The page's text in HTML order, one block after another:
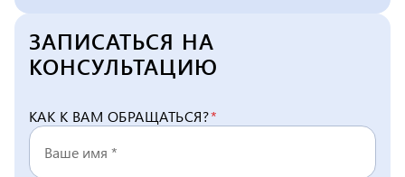
ЗАПИСАТЬСЯ НА
КОНСУЛЬТАЦИЮ
КАК К ВАМ ОБРАЩАТЬСЯ?*